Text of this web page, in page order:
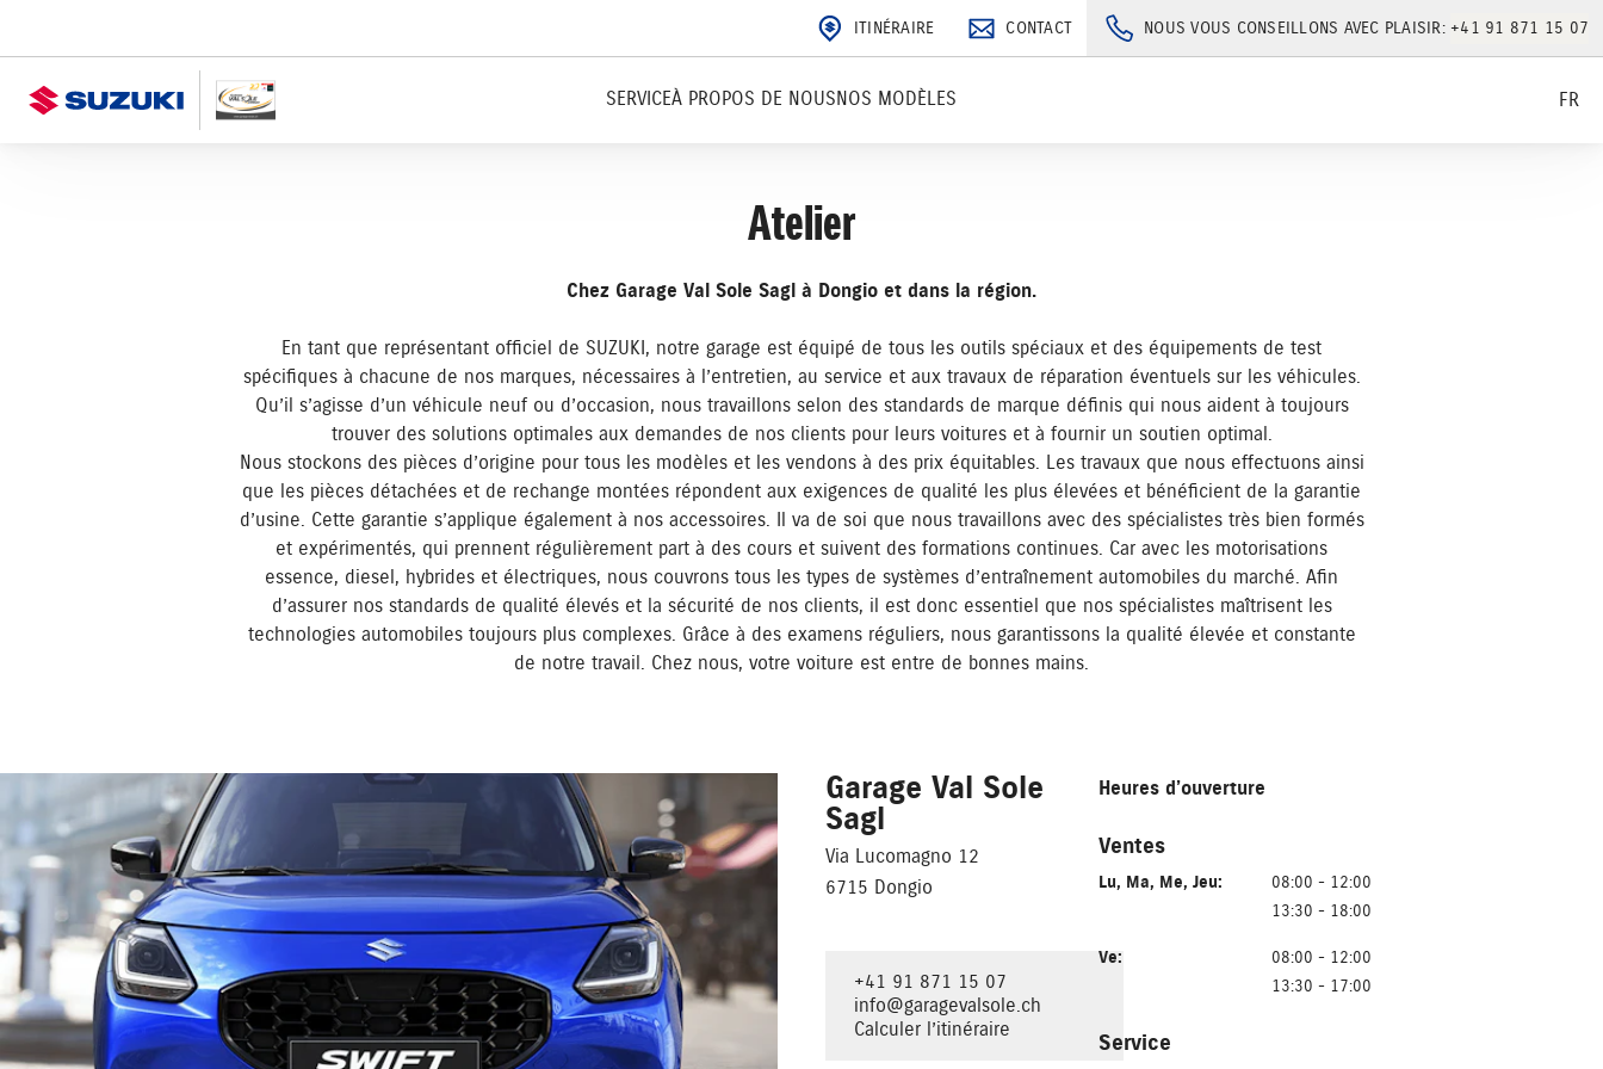
ITINÉRAIRE CONTACT NOUS VOUS CONSEILLONS AVEC PLAISIR: +41 91 871 15 07
SERVICEÀ PROPOS DE NOUSNOS MODÈLES FR
Atelier
Chez Garage Val Sole Sagl à Dongio et dans la région.
En tant que représentant officiel de SUZUKI, notre garage est équipé de tous les outils spéciaux et des équipements de test
spécifiques à chacune de nos marques, nécessaires à l’entretien, au service et aux travaux de réparation éventuels sur les véhicules.
Qu’il s’agisse d’un véhicule neuf ou d’occasion, nous travaillons selon des standards de marque définis qui nous aident à toujours
trouver des solutions optimales aux demandes de nos clients pour leurs voitures et à fournir un soutien optimal.
Nous stockons des pièces d’origine pour tous les modèles et les vendons à des prix équitables. Les travaux que nous effectuons ainsi
que les pièces détachées et de rechange montées répondent aux exigences de qualité les plus élevées et bénéficient de la garantie
d’usine. Cette garantie s’applique également à nos accessoires. Il va de soi que nous travaillons avec des spécialistes très bien formés
et expérimentés, qui prennent régulièrement part à des cours et suivent des formations continues. Car avec les motorisations
essence, diesel, hybrides et électriques, nous couvrons tous les types de systèmes d’entraînement automobiles du marché. Afin
d’assurer nos standards de qualité élevés et la sécurité de nos clients, il est donc essentiel que nos spécialistes maîtrisent les
technologies automobiles toujours plus complexes. Grâce à des examens réguliers, nous garantissons la qualité élevée et constante
de notre travail. Chez nous, votre voiture est entre de bonnes mains.
Garage Val Sole
Sagl
Via Lucomagno 12
6715 Dongio
+41 91 871 15 07
info@garagevalsole.ch
Calculer l’itinéraire
Heures d’ouverture
Ventes
Lu, Ma, Me, Jeu:
08:00 - 12:00
13:30 - 18:00
Ve:
08:00 - 12:00
13:30 - 17:00
Service